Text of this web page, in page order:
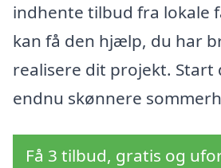
indhente tilbud fra lokale
kan få den hjælp, du har
realisere dit projekt. Start
endnu skønnere
Få 3 tilbud, gratis og